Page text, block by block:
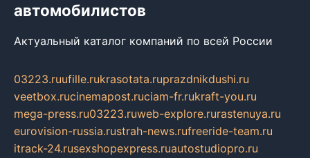
автомобилистов
Актуальный каталог компаний по всей России
03223.ruufille.rukrasotata.ruprazdnikdushi.ru
veetbox.rucinemapost.ruciam-fr.rukraft-you.ru
mega-press.ru03223.ruweb-explore.rurastenuya.ru
eurovision-russia.rustrah-news.rufreeride-team.ru
itrack-24.rusexshopexpress.ruautostudiopro.ru